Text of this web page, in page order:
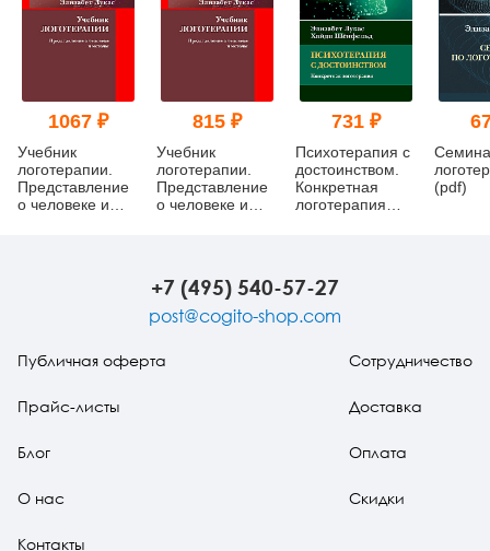
1067 ₽
Учебник
логотерапии.
Представление
о человеке и
815 ₽
Учебник
логотерапии.
Представление
о человеке и
731 ₽
Психотерапия с
достоинством.
Конкретная
логотерапия
(pdf)
+7 (495) 540-57-27
post@cogito-shop.com
Публичная оферта
Прайс-листы
Блог
О нас
Контакты
Сотрудничество
Доставка
Оплата
Скидки